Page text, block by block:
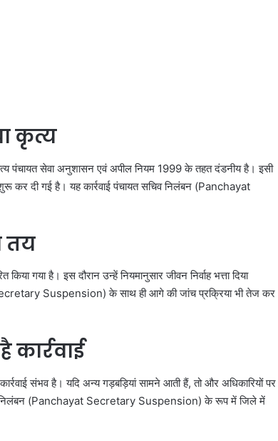
कृत्य
पंचायत सेवा अनुशासन एवं अपील नियम 1999 के तहत दंडनीय है। इसी
कर दी गई है। यह कार्रवाई पंचायत सचिव निलंबन (Panchayat
तय
गया है। इस दौरान उन्हें नियमानुसार जीवन निर्वाह भत्ता दिया
Suspension) के साथ ही आगे की जांच प्रक्रिया भी तेज कर
संभव है। यदि अन्य गड़बड़ियां सामने आती हैं, तो और अधिकारियों पर
निलंबन (Panchayat Secretary Suspension) के रूप में जिले में